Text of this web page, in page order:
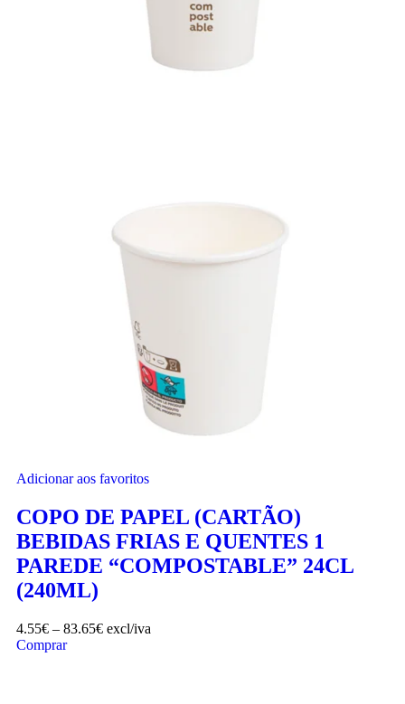
Adicionar aos favoritos
COPO DE PAPEL (CARTÃO)
BEBIDAS FRIAS E QUENTES 1
PAREDE “COMPOSTABLE” 24CL
(240ML)
4.55€ – 83.65€ excl/iva
Comprar